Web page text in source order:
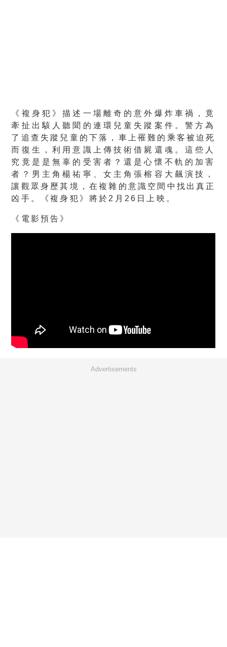
《複身犯》描述一場離奇的意外爆炸車禍， 竟
牽扯出駭人聽聞的連環兒童失蹤案件。警方為
了追查失蹤兒童的下落，車上罹難的乘客被迫死
而復生，利用意識上傳技術借屍還魂。這些人
究竟是是無辜的受害者？還是心懷不軌的加害
者？男主角楊祐寧、女主角張榕容大飆演技，
讓觀眾身歷其境，在複雜的意識空間中找出真正
凶手。《複身犯》 將於2月26日上映。
《電影預告》
Advertisements